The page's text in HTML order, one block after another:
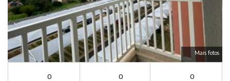
Mais fotos
0 0 0